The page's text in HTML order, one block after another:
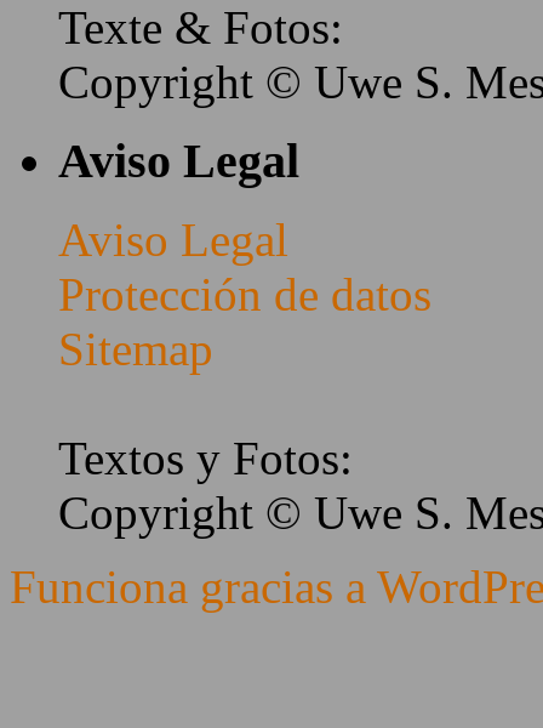
Texte & Fotos:
Copyright © Uwe S.
Aviso Legal
Aviso Legal
Protección de datos
Sitemap
Textos y Fotos:
Copyright © Uwe S.
Funciona gracias a